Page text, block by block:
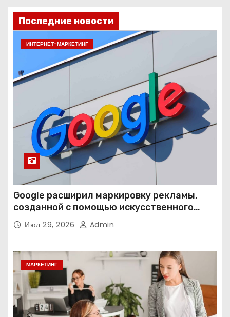
Последние новости
ИНТЕРНЕТ-МАРКЕТИНГ
Google расширил маркировку рекламы,
созданной с помощью искусственного
интеллекта
Июл 29, 2026 Admin
МАРКЕТИНГ